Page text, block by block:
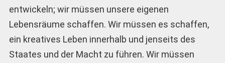
entwickeln; wir müssen unsere eigenen
Lebensräume schaffen. Wir müssen es schaffen,
ein kreatives Leben innerhalb und jenseits des
Staates und der Macht zu führen. Wir müssen